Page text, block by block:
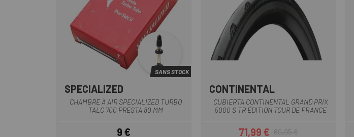
SANS STOCK
SPECIALIZED
CHAMBRE À AIR SPECIALIZED TURBO
TALC 700 PRESTA 80 MM
9 €
Noir
CONTINENTAL
CUBIERTA CONTINENTAL GRAND PRIX
5000 S TR ÉDITION TOUR DE FRANCE
71,99 € 89,95 €